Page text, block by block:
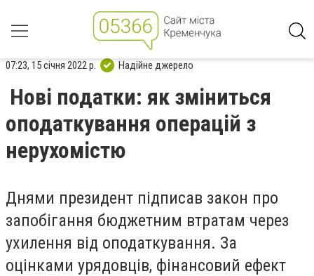
07:23, 15 січня 2022 р. Надійне джерело
Нові податки: як зміниться
оподаткування операцій з
нерухомістю
Днями президент підписав закон про
запобігання бюджетним втратам через
ухилення від оподаткування. За
оцінками урядовців, фінансовий ефект